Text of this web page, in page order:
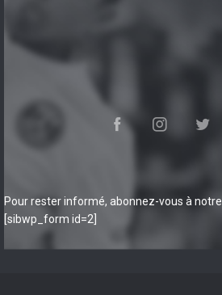
Pour rester informé, abonnez-vous à
[sibwp_form id=2]